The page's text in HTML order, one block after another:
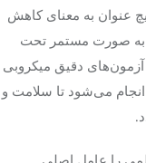
عنوان به معنای کاهش
به صورت مستمر تحت
آزمون‌های دقیق میکروبی
می‌شود تا سلامت و
را عامل اصلی